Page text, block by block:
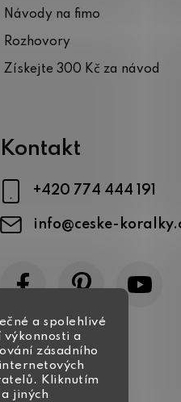
a spolehlivé
a
zásadního
Kliknutím
jiných
Návody na fimo
Rozhovory
Získejte 300 Kč za návod
Kontakt
info@ceske-
+420 774 444 191